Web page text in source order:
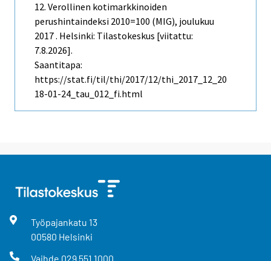
12. Verollinen kotimarkkinoiden
perushintaindeksi 2010=100 (MIG), joulukuu
2017 . Helsinki: Tilastokeskus [viitattu:
7.8.2026].
Saantitapa:
https://stat.fi/til/thi/2017/12/thi_2017_12_20
18-01-24_tau_012_fi.html
Työpajankatu 13
00580 Helsinki
Vaihde 029 551 1000